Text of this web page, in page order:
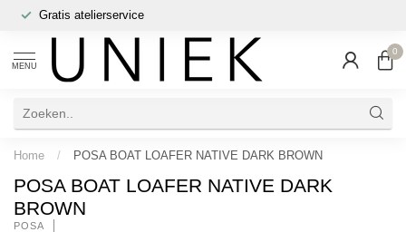
Gratis atelierservice
MENU
0
Home / POSA BOAT LOAFER NATIVE DARK BROWN
POSA BOAT LOAFER NATIVE DARK
BROWN
POSA